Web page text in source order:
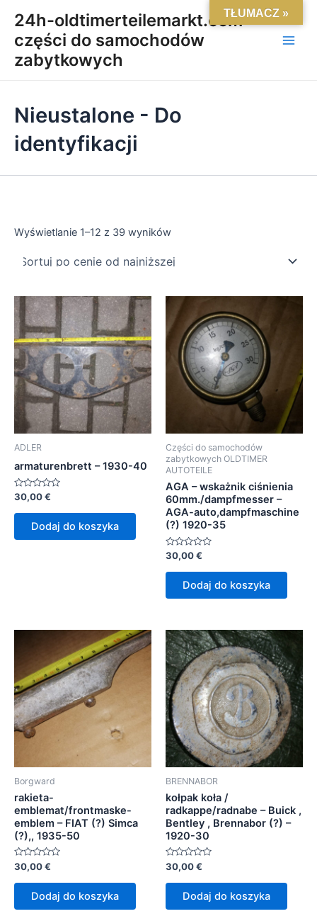
content
24h-oldtimerteilemarkt.com-
części do samochodów
zabytkowych
Main
Nieustalone - Do
identyfikacji
Wyświetlanie 1–12 z 39 wyników
według
ceny:
od
niskiej
ADLER
armaturenbrett – 1930-40
Oceniono
na
30,00€
Dodaj do koszyka
Części do samochodów
zabytkowych OLDTIMER
AUTOTEILE
AGA – wskażnik ciśnienia
60mm./dampfmesser –
AGA-auto,dampfmaschine
(?) 1920-35
Oceniono
na
30,00€
Dodaj do koszyka
Borgward
rakieta-
emblemat/frontmaske-
emblem – FIAT (?) Simca
(?),, 1935-50
Oceniono
0
na
30,00€
Dodaj do koszyka
BRENNABOR
kołpak koła /
radkappe/radnabe – Buick ,
Bentley , Brennabor (?) –
1920-30
Oceniono
0
na
30,00€
Dodaj do koszyka
TŁUMACZ »